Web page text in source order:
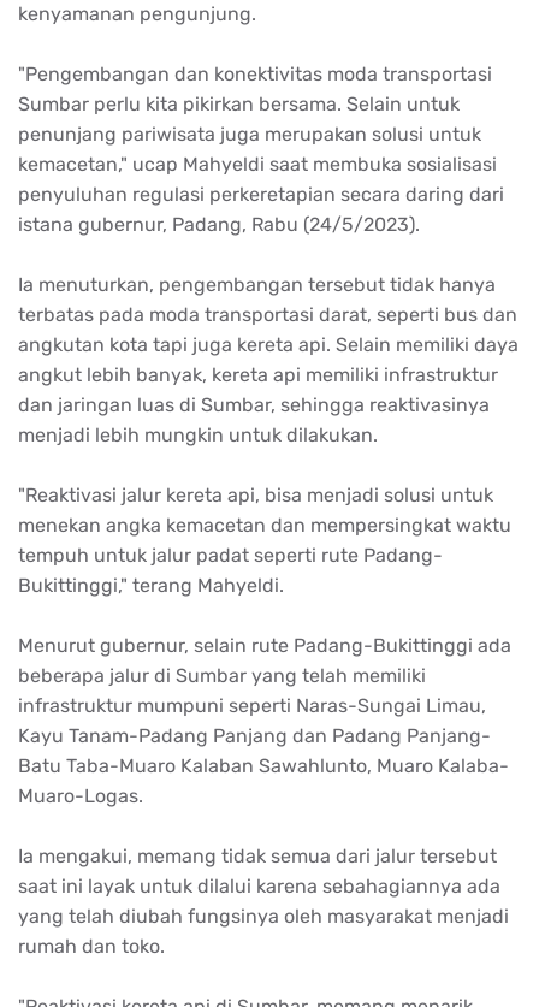
kenyamanan pengunjung.
"Pengembangan dan konektivitas moda transportasi
Sumbar perlu kita pikirkan bersama. Selain untuk
penunjang pariwisata juga merupakan solusi untuk
kemacetan," ucap Mahyeldi saat membuka sosialisasi
penyuluhan regulasi perkeretapian secara daring dari
istana gubernur, Padang, Rabu (24/5/2023).
Ia menuturkan, pengembangan tersebut tidak hanya
terbatas pada moda transportasi darat, seperti bus dan
angkutan kota tapi juga kereta api. Selain memiliki daya
angkut lebih banyak, kereta api memiliki infrastruktur
dan jaringan luas di Sumbar, sehingga reaktivasinya
menjadi lebih mungkin untuk dilakukan.
"Reaktivasi jalur kereta api, bisa menjadi solusi untuk
menekan angka kemacetan dan mempersingkat waktu
tempuh untuk jalur padat seperti rute Padang-
Bukittinggi," terang Mahyeldi.
Menurut gubernur, selain rute Padang-Bukittinggi ada
beberapa jalur di Sumbar yang telah memiliki
infrastruktur mumpuni seperti Naras-Sungai Limau,
Kayu Tanam-Padang Panjang dan Padang Panjang-
Batu Taba-Muaro Kalaban Sawahlunto, Muaro Kalaba-
Muaro-Logas.
Ia mengakui, memang tidak semua dari jalur tersebut
saat ini layak untuk dilalui karena sebahagiannya ada
yang telah diubah fungsinya oleh masyarakat menjadi
rumah dan toko.